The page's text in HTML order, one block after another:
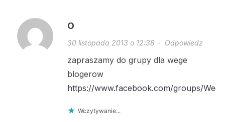
O
30 listopada 2013 o 12:38 · Odpowiedz
zapraszamy do grupy dla wege
blogerow
https://www.facebook.com/groups/
Wczytywanie...